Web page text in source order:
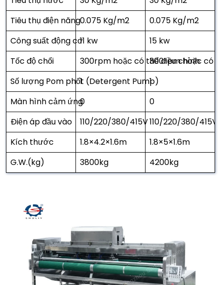
Tiêu thụ điện năng0.075 Kg/m2
0.075 Kg/m2
Công suất động cơ11 kw
15 kw
Tốc độ chổi
300rpm hoặc có thể điều chỉnh
300rpm hoặc có
Số lượng Pom phốt (Detergent Pump)
1
1
Màn hình cảm ứng0
0
Điện áp đầu vào
110/220/380/415V110/220/380/415V
Kích thước
1.8×4.2×1.6m
1.8×5×1.6m
G.W.(kg)
3800kg 4200kg